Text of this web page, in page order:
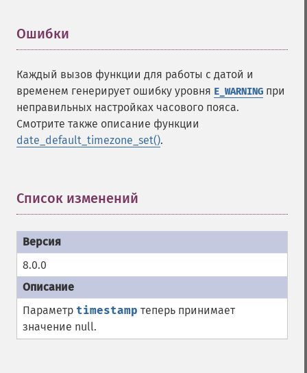
Ошибки
Каждый вызов функции для работы с датой и
временем генерирует ошибку уровня E_WARNING при
неправильных настройках часового пояса.
Смотрите также описание функции
date_default_timezone_set().
Список изменений
8.0.0
Параметр timestamp теперь принимает
значение null.